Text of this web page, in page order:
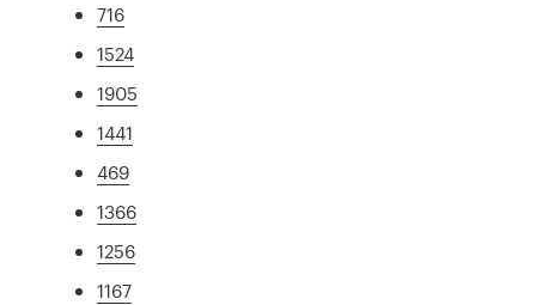
716
1524
1905
1441
469
1366
1256
1167